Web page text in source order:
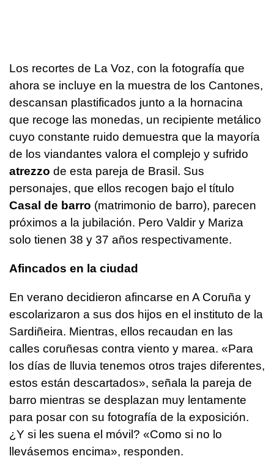
Los recortes de La Voz, con la fotografía que
ahora se incluye en la muestra de los Cantones,
descansan plastificados junto a la hornacina
que recoge las monedas, un recipiente metálico
cuyo constante ruido demuestra que la mayoría
de los viandantes valora el complejo y sufrido
atrezzo de esta pareja de Brasil. Sus
personajes, que ellos recogen bajo el título
Casal de barro (matrimonio de barro), parecen
próximos a la jubilación. Pero Valdir y Mariza
solo tienen 38 y 37 años respectivamente.
Afincados en la ciudad
En verano decidieron afincarse en A Coruña y
escolarizaron a sus dos hijos en el instituto de la
Sardiñeira. Mientras, ellos recaudan en las
calles coruñesas contra viento y marea. «Para
los días de lluvia tenemos otros trajes diferentes,
estos están descartados», señala la pareja de
barro mientras se desplazan muy lentamente
para posar con su fotografía de la exposición.
¿Y si les suena el móvil? «Como si no lo
llevásemos encima», responden.